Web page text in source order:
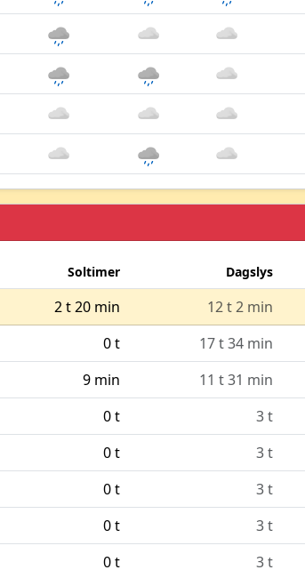
Soltimer Dagslys
2 t 20 min 12 t 2 min
0 t 17 t 34 min
9 min 11 t 31 min
0 t 3 t
0 t 3 t
0 t 3 t
0 t 3 t
0 t 3 t